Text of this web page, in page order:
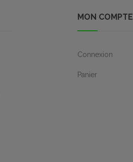
MON COMPTE
Connexion
Panier